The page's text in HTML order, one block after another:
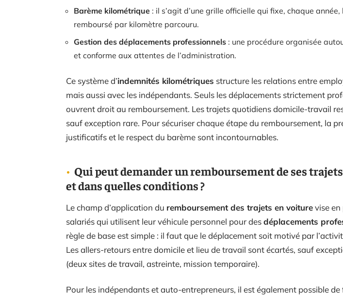
Barème kilométrique : il s’agit d’une grille officielle qui fixe, chaque
remboursé par kilomètre parcouru.
Gestion des déplacements professionnels : une procédure organisée
et conforme aux attentes de l’administration.
Ce système d’indemnités kilométriques structure les relations entre
mais aussi avec les indépendants. Seuls les déplacements strictement
ouvrent droit au remboursement. Les trajets quotidiens domicile-travail
sauf exception rare. Pour sécuriser chaque étape du remboursement, la
justificatifs et le respect du barème sont incontournables.
Qui peut demander un remboursement de ses
et dans quelles conditions ?
Le champ d’application du remboursement des trajets en voiturevise
salariés qui utilisent leur véhicule personnel pour desdéplacements
règle de base est simple : il faut que le déplacement soit motivé par
Les allers-retours entre domicile et lieu de travail sont écartés, sauf
(deux sites de travail, astreinte, mission temporaire).
Pour les indépendants et auto-entrepreneurs, il est également possible de